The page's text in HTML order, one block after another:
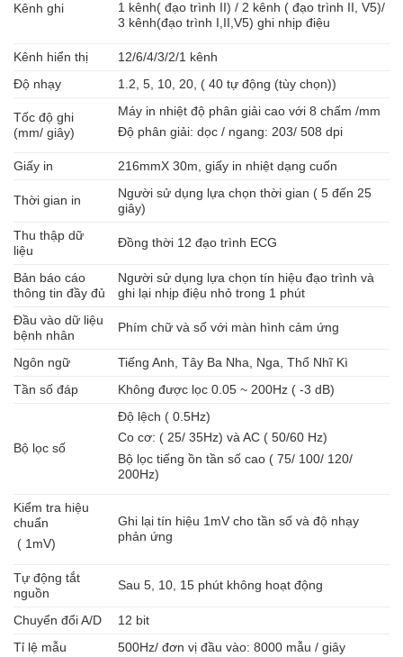
Kênh ghi
1 kênh( đạo trình II) / 2 kênh ( đạo trình II, V5)/
3 kênh(đạo trình I,II,V5) ghi nhịp điệu
Kênh hiển thị
12/6/4/3/2/1 kênh
Độ nhạy
1.2, 5, 10, 20, ( 40 tự động (tùy chọn))
Tốc độ ghi
(mm/ giây)
Máy in nhiệt độ phân giải cao với 8 chấm /mm
Độ phân giải: dọc / ngang: 203/ 508 dpi
Giấy in 216mmX 30m, giấy in nhiệt dạng cuốn
Thời gian in
Người sử dụng lựa chọn thời gian ( 5 đến 25
giây)
Thu thập dữ
liệu
Đồng thời 12 đạo trình ECG
Bản báo cáo
thông tin đầy đủ
Người sử dụng lựa chọn tín hiệu đạo trình và
ghi lại nhịp điệu nhỏ trong 1 phút
Đầu vào dữ liệu
bệnh nhân
Phím chữ và số với màn hình cảm ứng
Ngôn ngữ
Tiếng Anh, Tây Ba Nha, Nga, Thổ Nhĩ Kì
Tần số đáp
Không được lọc 0.05 ~ 200Hz ( -3 dB)
Bộ lọc số
Độ lệch ( 0.5Hz)
Co cơ: ( 25/ 35Hz) và AC ( 50/60 Hz)
Bộ lọc tiếng ồn tần số cao ( 75/ 100/ 120/
200Hz)
Kiểm tra hiệu
chuẩn
( 1mV)
Ghi lại tín hiệu 1mV cho tần số và độ nhạy
phản ứng
Tự động tắt
nguồn
Sau 5, 10, 15 phút không hoạt động
Chuyển đổi A/D
12 bit
Tỉ lệ mẫu
500Hz/ đơn vị đầu vào: 8000 mẫu / giây